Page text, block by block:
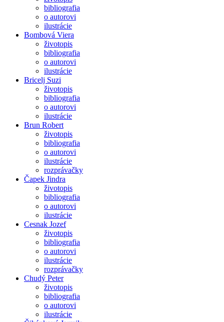
bibliografia
o autorovi
ilustrácie
Bombová Viera
životopis
bibliografia
o autorovi
ilustrácie
Bricelj Suzi
životopis
bibliografia
o autorovi
ilustrácie
Brun Robert
životopis
bibliografia
o autorovi
ilustrácie
rozprávačky
Čapek Jindra
životopis
bibliografia
o autorovi
ilustrácie
Cesnak Jozef
životopis
bibliografia
o autorovi
ilustrácie
rozprávačky
Chudý Peter
životopis
bibliografia
o autorovi
ilustrácie